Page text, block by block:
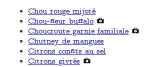
Chou rouge mijoté
Chou-fleur buffalo
Choucroute garnie familiale
Chutney de mangues
Citrons confits au sel
Citrons givrés